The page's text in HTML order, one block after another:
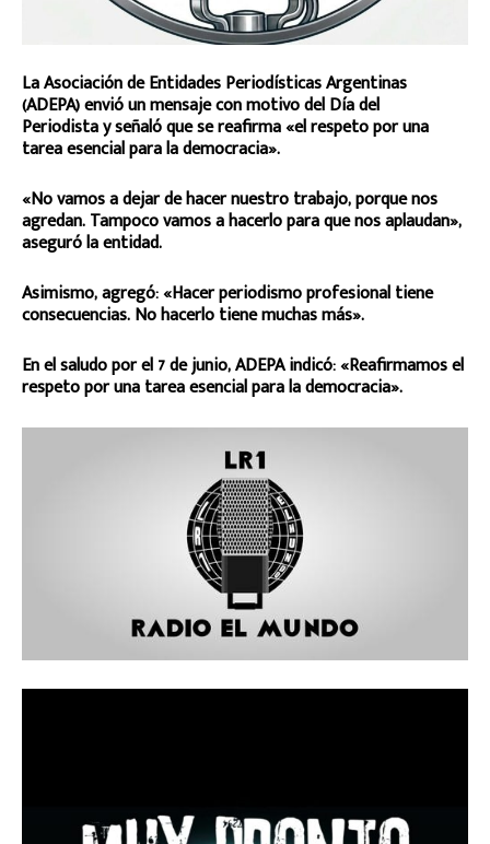
La Asociación de Entidades Periodísticas Argentinas
(ADEPA) envió un mensaje con motivo del Día del
Periodista y señaló que se reafirma «el respeto por una
tarea esencial para la democracia».
«No vamos a dejar de hacer nuestro trabajo, porque nos
agredan. Tampoco vamos a hacerlo para que nos aplaudan»,
aseguró la entidad.
Asimismo, agregó: «Hacer periodismo profesional tiene
consecuencias. No hacerlo tiene muchas más».
En el saludo por el 7 de junio, ADEPA indicó: «Reafirmamos el
respeto por una tarea esencial para la democracia».